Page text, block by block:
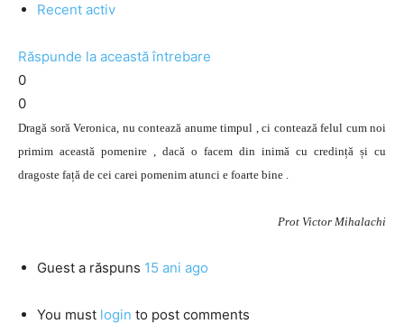
Recent activ
Răspunde la această întrebare
0
0
Dragă soră Veronica, nu contează anume timpul , ci contează felul cum noi
primim această pomenire , dacă o facem din inimă cu credință și cu
dragoste față de cei carei pomenim atunci e foarte bine .
Prot Victor Mihalachi
Guest a răspuns 15 ani ago
You must login to post comments